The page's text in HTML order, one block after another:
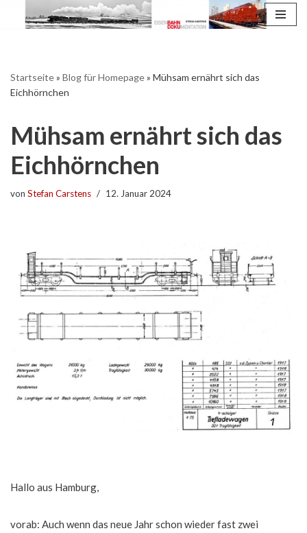
Startseite» Blog für Homepage» Mühsam ernährt sich das
Eichhörnchen
Mühsam ernährt sich das
Eichhörnchen
von Stefan Carstens 12. Januar 2024
Hallo aus Hamburg,
vorab: Auch wenn das neue Jahr schon wieder fast zwei